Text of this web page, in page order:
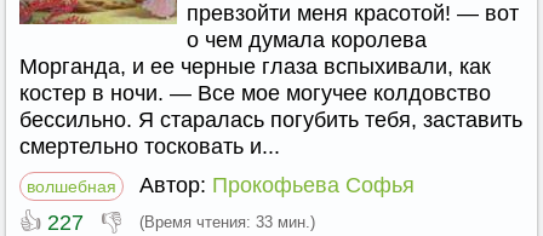
превзойти меня красотой! — вот
о чем думала королева
Морганда, и ее черные глаза вспыхивали, как
костер в ночи. — Все мое могучее колдовство
бессильно. Я старалась погубить тебя, заставить
смертельно тосковать и...
волшебная Автор: Прокофьева Софья
👍 227 👎 (Время чтения: 33 мин.)